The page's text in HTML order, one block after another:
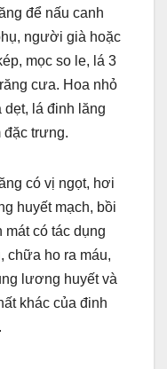
để nấu canh
người già hoặc
mọc so le, lá 3
cưa. Hoa nhỏ
dẹt, lá đinh lăng
đặc trưng.
có vị ngọt, hơi
huyết mạch, bồi
mát có tác dụng
chữa ho ra máu,
lương huyết và
khác của đinh